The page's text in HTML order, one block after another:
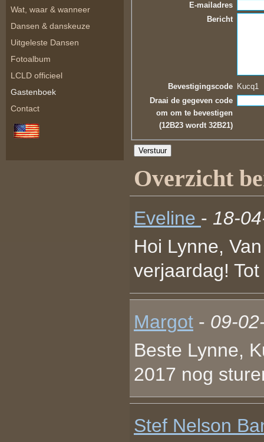
Wat, waar & wanneer
Dansen & danskeuze
Uitgeleste Dansen
Fotoalbum
LCLD officieel
Gastenboek
Contact
E-mailadres
Bericht
Bevestigingscode
Kucq1
Draai de gegeven code
om om te bevestigen
(12B23 wordt 32B21)
Overzicht
Eveline - 18-
Hoi Lynne,
verjaardag!
Margot - 09-
Beste Lynne,
2017 nog
Stef Nelson